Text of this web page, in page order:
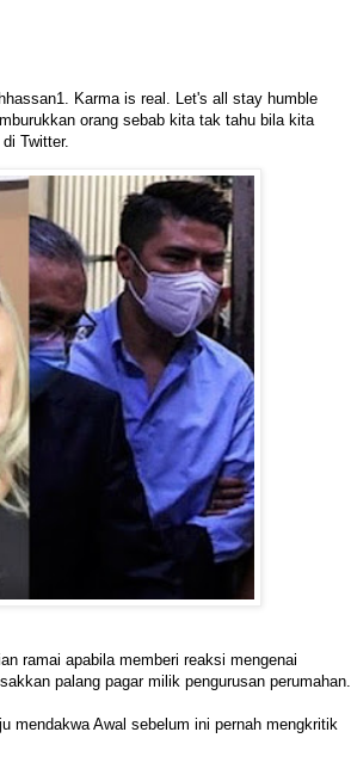
Karma is real. Let's all stay humble
orang sebab kita tak tahu bila kita
Twitter.
ramai apabila memberi reaksi mengenai
palang pagar milik pengurusan perumahan.
mendakwa Awal sebelum ini pernah mengkritik